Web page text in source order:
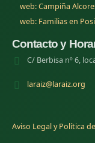
web: Campiña
web: Familias en
Contacto y
C/ Berbisa nº 6,
laraiz@laraiz.org
Aviso Legal y Política